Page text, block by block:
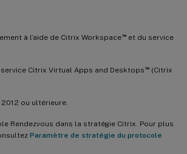
à l’aide de Citrix Workspace™et du service
Citrix Virtual Apps and Desktops ™(Citrix
ou ultérieure.
Rendezvous dans la stratégie Citrix. Pour plus
Paramètre de stratégie du protocole